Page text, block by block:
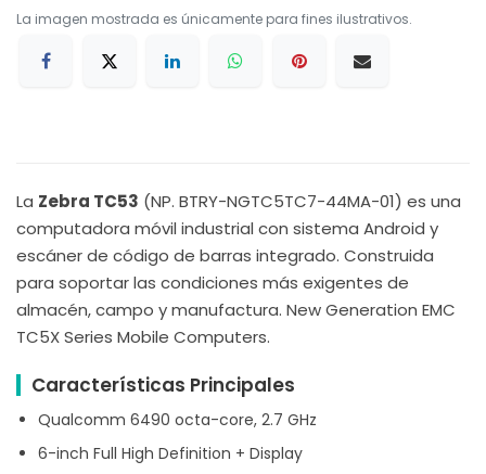
La imagen mostrada es únicamente para fines ilustrativos.
La Zebra TC53 (NP. BTRY-NGTC5TC7-44MA-01) es una
computadora móvil industrial con sistema Android y
escáner de código de barras integrado. Construida
para soportar las condiciones más exigentes de
almacén, campo y manufactura. New Generation EMC
TC5X Series Mobile Computers.
Características Principales
Qualcomm 6490 octa-core, 2.7 GHz
6-inch Full High Definition + Display